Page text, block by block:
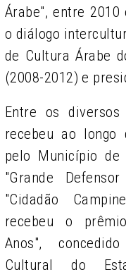
Árabe", entre
o diálogo
de Cultura Árabe
(2008-2012) e
Entre os
recebeu ao
pelo Município
"Grande
"Cidadão
recebeu o
Anos",
Cultural do